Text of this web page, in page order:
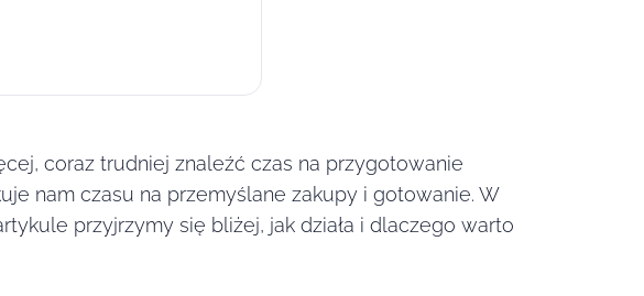
coraz trudniej znaleźć czas na przygotowanie
nam czasu na przemyślane zakupy i gotowanie. W
przyjrzymy się bliżej, jak działa i dlaczego warto